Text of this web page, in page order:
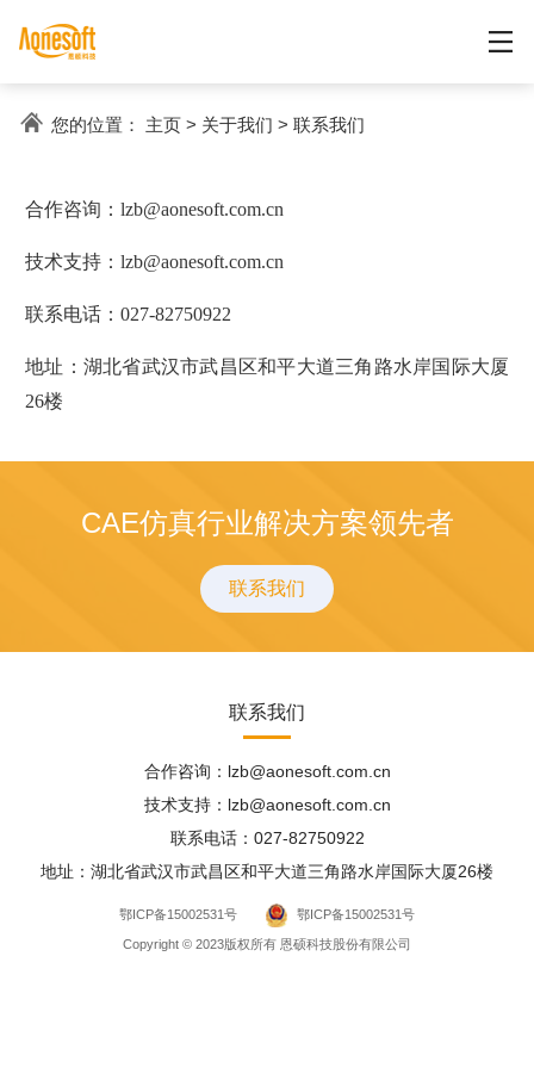
您的位置： 主页> 关于我们 > 联系我们
合作咨询：lzb@aonesoft.com.cn
技术支持：lzb@aonesoft.com.cn
联系电话：027-82750922
地址：湖北省武汉市武昌区和平大道三角路水岸国际大厦
26楼
CAE仿真行业解决方案领先者
联系我们
联系我们
合作咨询：lzb@aonesoft.com.cn
技术支持：lzb@aonesoft.com.cn
联系电话：027-82750922
地址：湖北省武汉市武昌区和平大道三角路水岸国际大厦26楼
鄂ICP备15002531号 鄂ICP备15002531号
Copyright © 2023版权所有 恩硕科技股份有限公司